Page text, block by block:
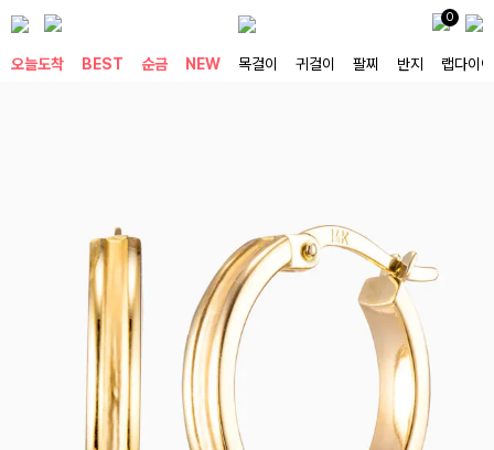
0
오늘도착 BEST 순금 NEW 목걸이 귀걸이 팔찌 반지 랩다이아